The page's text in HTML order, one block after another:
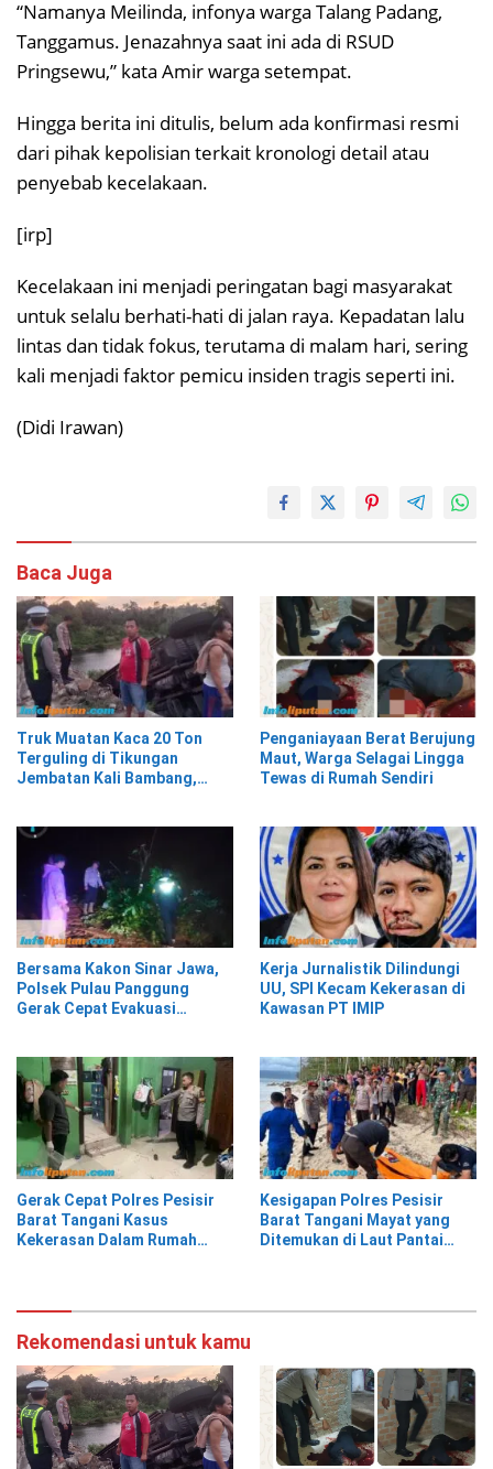
“Namanya Meilinda, infonya warga Talang Padang,
Tanggamus. Jenazahnya saat ini ada di RSUD
Pringsewu,” kata Amir warga setempat.
Hingga berita ini ditulis, belum ada konfirmasi resmi
dari pihak kepolisian terkait kronologi detail atau
penyebab kecelakaan.
[irp]
Kecelakaan ini menjadi peringatan bagi masyarakat
untuk selalu berhati-hati di jalan raya. Kepadatan lalu
lintas dan tidak fokus, terutama di malam hari, sering
kali menjadi faktor pemicu insiden tragis seperti ini.
(Didi Irawan)
Baca Juga
Truk Muatan Kaca 20 Ton
Terguling di Tikungan
Jembatan Kali Bambang,
Penganiayaan Berat Berujung
Maut, Warga Selagai Lingga
Tewas di Rumah Sendiri
Bersama Kakon Sinar Jawa,
Polsek Pulau Panggung
Gerak Cepat Evakuasi
Kerja Jurnalistik Dilindungi
UU, SPI Kecam Kekerasan di
Kawasan PT IMIP
Gerak Cepat Polres Pesisir
Barat Tangani Kasus
Kekerasan Dalam Rumah
Kesigapan Polres Pesisir
Barat Tangani Mayat yang
Ditemukan di Laut Pantai
Rekomendasi untuk kamu